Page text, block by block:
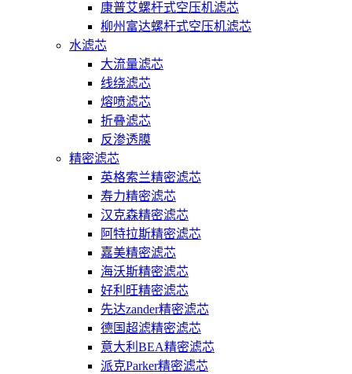
康普艾螺杆式空压机滤芯
柳州富达螺杆式空压机滤芯
水滤芯
大流量滤芯
线绕滤芯
熔喷滤芯
折叠滤芯
反渗透膜
精密滤芯
英格索兰精密滤芯
寿力精密滤芯
汉克森精密滤芯
阿特拉斯精密滤芯
嘉美精密滤芯
海沃斯精密滤芯
好利旺精密滤芯
先达zander精密滤芯
德国超滤精密滤芯
意大利BEA精密滤芯
派克Parker精密滤芯